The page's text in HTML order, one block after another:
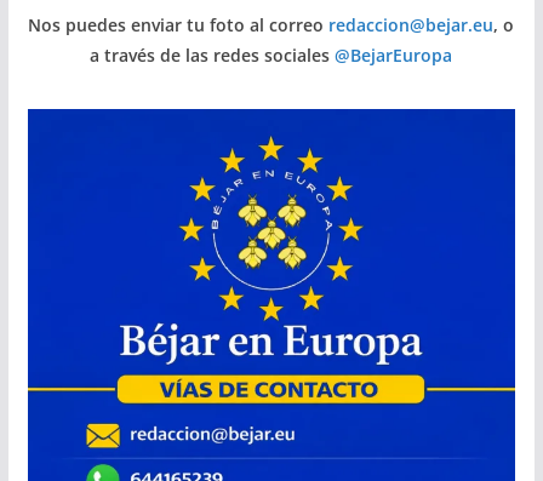
Nos puedes enviar tu foto al correo redaccion@bejar.eu, o
a través de las redes sociales@BejarEuropa